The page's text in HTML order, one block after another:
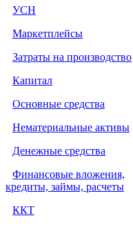
УСН
Маркетплейсы
Затраты на производство
Капитал
Основные средства
Нематериальные активы
Денежные средства
Финансовые вложения,
кредиты, займы, расчеты
ККТ